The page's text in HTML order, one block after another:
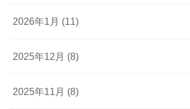
2026年1月 (11)
2025年12月 (8)
2025年11月 (8)